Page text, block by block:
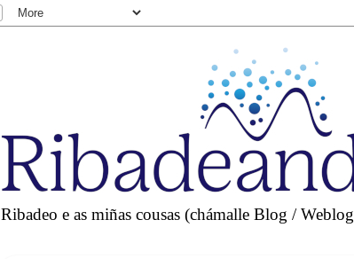
Ribadeo e as miñas cousas (chámalle Blog /